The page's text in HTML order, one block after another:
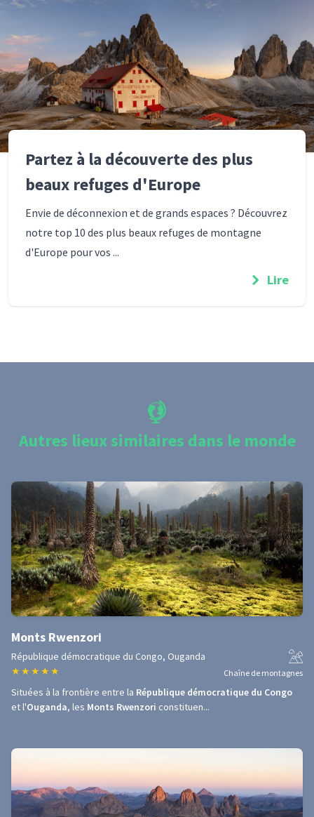
Partez à la découverte des plus
beaux refuges d'Europe
Envie de déconnexion et de grands espaces ? Découvrez
notre top 10 des plus beaux refuges de montagne
d'Europe pour vos ...
Lire
Autres lieux similaires dans le monde
Monts Rwenzori
République démocratique du Congo, Ouganda
★ ★ ★ ★ ★ Chaîne de montagnes
Situées à la frontière entre la République démocratique du Congo
et l'Ouganda, les Monts Rwenzori constituen...